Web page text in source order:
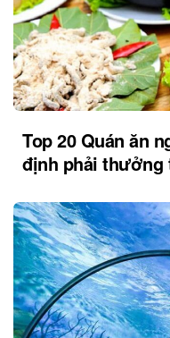
Top 20 Quán ăn
định phải thưởng